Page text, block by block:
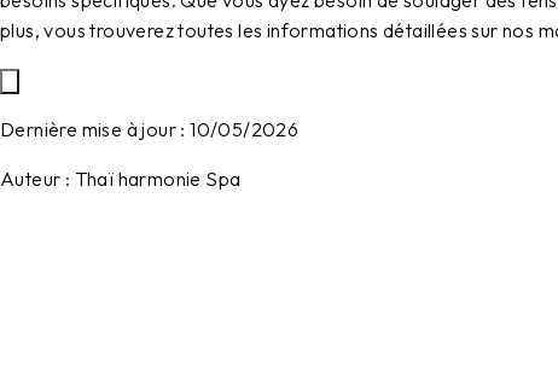
plus, vous trouverez toutes les informations détaillées sur nos
Dernière mise à jour : 10/05/2026
Auteur : Thaï harmonie Spa